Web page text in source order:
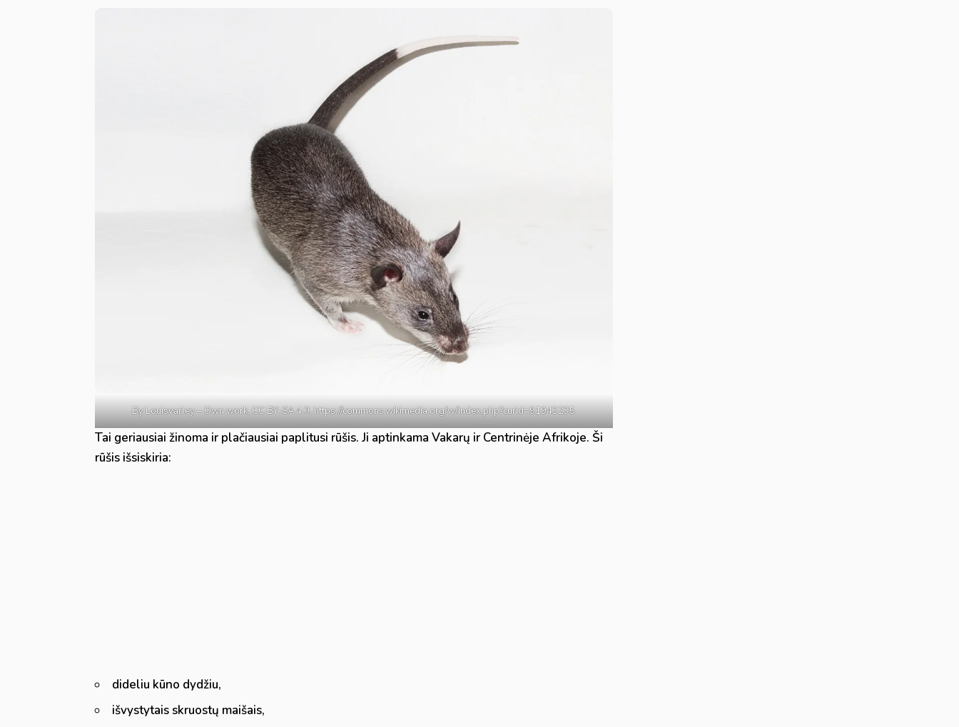
By Louisvarley – Own work, CC BY-SA 4.0, https://commons.wikimedia.org/w/index.php?curid=91943235
Tai geriausiai žinoma ir plačiausiai paplitusi rūšis. Ji aptinkama Vakarų ir Centrinėje Afrikoje. Ši
rūšis išsiskiria:
dideliu kūno dydžiu,
išvystytais skruostų maišais,